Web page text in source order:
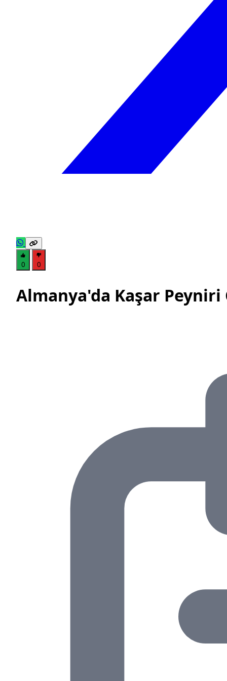
0 0
Almanya'da Kaşar Peyniri